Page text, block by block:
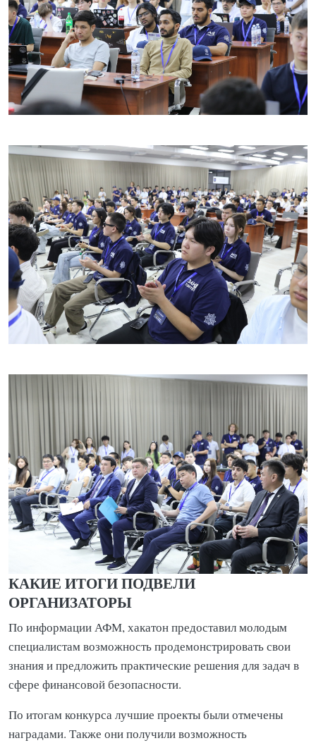
КАКИЕ ИТОГИ ПОДВЕЛИ
ОРГАНИЗАТОРЫ
По информации АФМ, хакатон предоставил молодым
специалистам возможность продемонстрировать свои
знания и предложить практические решения для задач в
сфере финансовой безопасности.
По итогам конкурса лучшие проекты были отмечены
наградами. Также они получили возможность